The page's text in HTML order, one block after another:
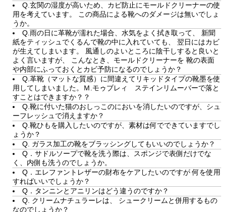
Q.玄関の湿度が高いため、カビ防止にモールドクリーナーの使
用を考えています。 この商品による靴へのダメージは無いでしょ
うか。
Q.雨の日に革靴が濡れた場合、水気をよく拭き取って、 新聞
紙をティッシュでくるんで靴の中に入れていても、 翌日にはカビ
が生えてしまいます。 風通しのよいところに陰干しすると良いと
よく言いますが、 こんなとき、モールドクリーナーを 靴の表面
や内部にふっておくとカビ予防になるのでしょうか？
Q.革靴（マットな質感）に間違えてリキッドタイプの靴墨を使
用してしまいました。Ｍ.モゥブレィ ステインリムーバーで落と
すことはできますか？？
Q.靴に付いた猫のおしっこのにおいを消したいのですが、シュ
ーフレッシュで消えますか？
Q.靴ひもを購入したいのですが、素材は何でできていますでし
ょうか？
Q. ガラス加工の靴をブラッシングしてもいいのでしょうか？
Q．サドルソープで靴を洗う際は、スポンジで表側だけでな
く、内側も洗うのでしょうか。
Q．エレファントレザーの財布をケアしたいのですが 何を使用
すればいいでしょうか？
Q．タンニンとアニリンはどう違うのですか？
Q. クリームナチュラーレは、 シュークリームと併用するもの
なのでしょうか？